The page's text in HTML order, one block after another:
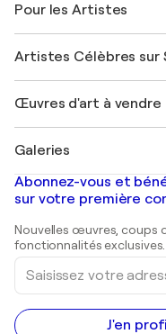
Offrir une carte cadeau
Rejoignez notre
Mon compte
+33 1 76 44 06 42
FAQ
Magazine Singulart
Emplois
Découvrez une
Pour les Artistes
Se connecter en tant
Artistes Célèbres sur
Marc Chagall
Banksy
Mr. Brainwash
Shepard Fairey
Œuvres d'art à vendre
Tableaux abstraits à
Peintures de paysage
Estampes
Peintures acryliques
Galeries
Galeries d'art en
Galeries d'art en
Abonnez-vous et
sur votre première
Nouvelles œuvres, coups
fonctionnalités exclusives.
Saisissez
votre
adresse
e-
mail
J'en